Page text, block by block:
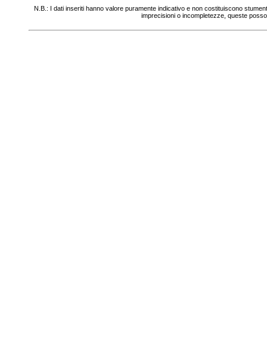
N.B.: I dati inseriti hanno valore puramente indicativo e non costituiscono
imprecisioni o incompletezze, queste